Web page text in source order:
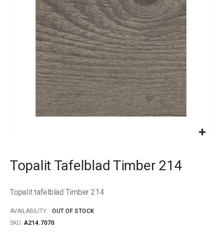
the
beginning
the
gallery
Topalit Tafelblad Timber 214
Topalit tafelblad Timber 214
AVAILABILITY:
OUT OF STOCK
SKU A214.7070